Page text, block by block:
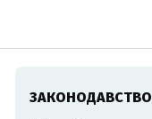
ЗАКОНОДАВСТВО